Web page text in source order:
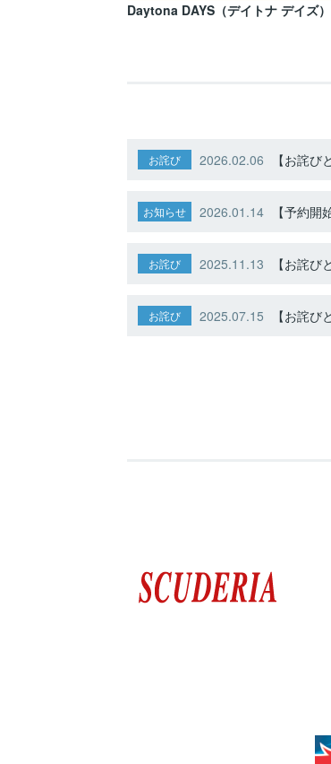
Daytona DAYS（デイトナ デイズ）
お詫び 2026.02.06 【お詫び
お知らせ 2026.01.14 【予約開
お詫び 2025.11.13 【お詫び
お詫び 2025.07.15 【お詫び